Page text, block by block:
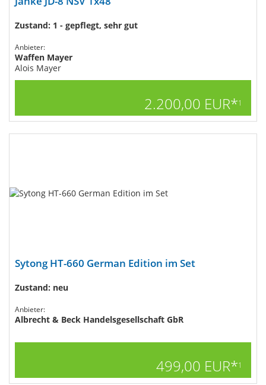
Zustand: 1 - gepflegt, sehr gut
Anbieter:
Waffen Mayer
Alois Mayer
2.200,00 EUR*1
Sytong HT-660 German Edition im Set
Zustand: neu
Anbieter:
Albrecht & Beck Handelsgesellschaft GbR
499,00 EUR*1